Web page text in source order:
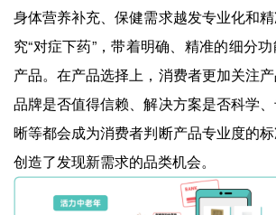
身体营养补充、保健需求越发专业化和
究“对症下药”，带着明确、精准的细分
产品。在产品选择上，消费者更加关注产
品牌是否值得信赖、解决方案是否科学
晰等都会成为消费者判断产品专业度的
创造了发现新需求的品类机会。